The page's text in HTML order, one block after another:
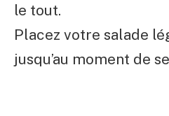
le tout.
Placez votre salade
jusqu’au moment de